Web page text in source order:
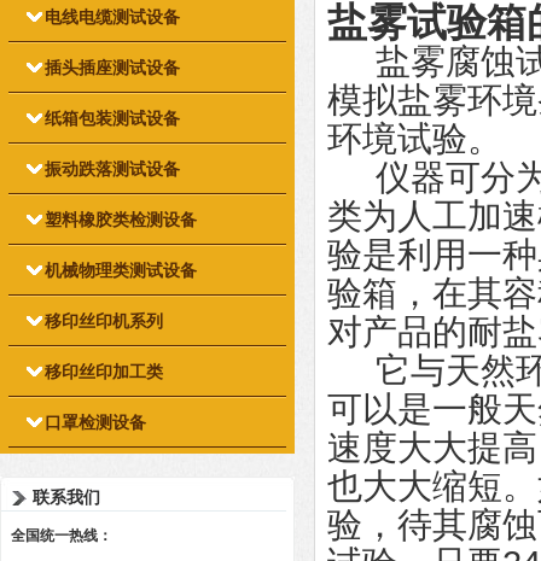
电线电缆测试设备
插头插座测试设备
纸箱包装测试设备
振动跌落测试设备
塑料橡胶类检测设备
机械物理类测试设备
移印丝印机系列
移印丝印加工类
口罩检测设备
联系我们
全国统一热线：
盐雾试验箱
盐雾腐蚀试
模拟盐雾环
环境试验。
仪器可分为
类为人工加
验是利用一
验箱，在其
对产品的耐
它与天然环
可以是一般
速度大大提
也大大缩短
验，待其腐